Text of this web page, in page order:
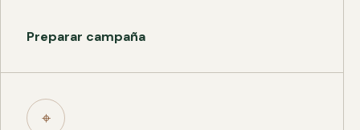
Preparar campaña
⌖